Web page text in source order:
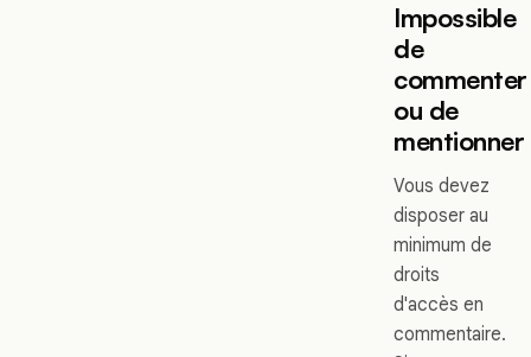
Impossible
de
commenter
ou de
mentionner
Vous devez
disposer au
minimum de
droits
d'accès en
commentaire.